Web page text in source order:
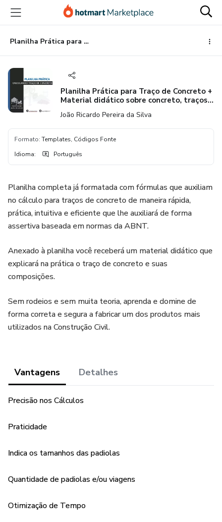
para
conteúdo
principal
para
pagamento
para
rodapé
Planilha Prática para Traço de Concreto + Material didático sobre concreto, traços e suas composições.
Planilha Prática para Traço de Concreto +
Material didático sobre concreto, traços e
João Ricardo Pereira da Silva
Formato: Templates, Códigos Fonte
Idioma: Português
Planilha completa já formatada com fórmulas que auxiliam
no cálculo para traços de concreto de maneira rápida,
prática, intuitiva e eficiente que lhe auxiliará de forma
assertiva baseada em normas da ABNT.
Anexado à planilha você receberá um material didático que
explicará na prática o traço de concreto e suas
composições.
Sem rodeios e sem muita teoria, aprenda e domine de
forma correta e segura a fabricar um dos produtos mais
utilizados na Construção Civil.
Vantagens Detalhes
Precisão nos Cálculos
Praticidade
Indica os tamanhos das padiolas
Quantidade de padiolas e/ou viagens
Otimização de Tempo